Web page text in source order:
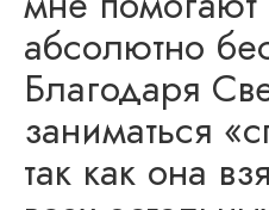
абсолютно
Благодаря
заниматься
так как она